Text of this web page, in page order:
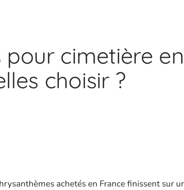
pour cimetière
choisir ?
achetés en France finissent sur